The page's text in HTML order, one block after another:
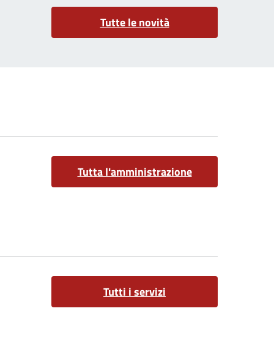
Tutte le novità
Tutta l'amministrazione
Tutti i servizi